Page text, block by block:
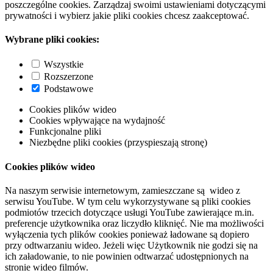
poszczególne cookies. Zarządzaj swoimi ustawieniami dotyczącymi
prywatności i wybierz jakie pliki cookies chcesz zaakceptować.
Wybrane pliki cookies:
Wszystkie
Rozszerzone
Podstawowe
Cookies plików wideo
Cookies wpływające na wydajność
Funkcjonalne pliki
Niezbędne pliki cookies (przyspieszają stronę)
Cookies plików wideo
Na naszym serwisie internetowym, zamieszczane są wideo z
serwisu YouTube. W tym celu wykorzystywane są pliki cookies
podmiotów trzecich dotyczące usługi YouTube zawierające m.in.
preferencje użytkownika oraz liczydło kliknięć. Nie ma możliwości
wyłączenia tych plików cookies ponieważ ładowane są dopiero
przy odtwarzaniu wideo. Jeżeli więc Użytkownik nie godzi się na
ich załadowanie, to nie powinien odtwarzać udostępnionych na
stronie wideo filmów.